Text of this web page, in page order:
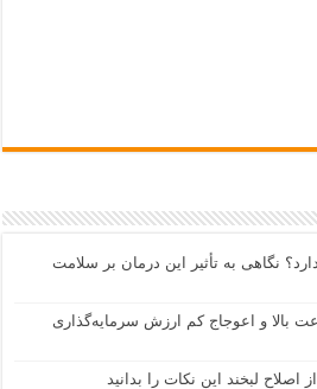
نگاهی به تأثیر این درمان بر سلامت
بالا و اعوجاج کم ارزش سرمایه‌گذاری
اصلاح لبخند این نکات را بدانید